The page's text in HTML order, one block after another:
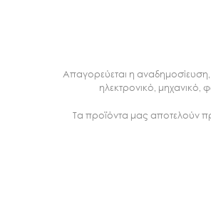
Απαγορεύεται η
ηλεκτρονικό,
Τα προϊόντα μας αποτελούν